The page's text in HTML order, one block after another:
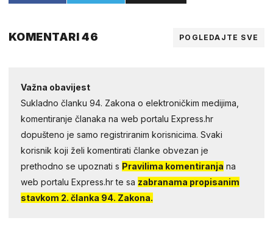
KOMENTARI 46 POGLEDAJTE SVE
Važna obavijest
Sukladno članku 94. Zakona o elektroničkim medijima,
komentiranje članaka na web portalu Express.hr
dopušteno je samo registriranim korisnicima. Svaki
korisnik koji želi komentirati članke obvezan je
prethodno se upoznati s Pravilima komentiranja na
web portalu Express.hr te sa zabranama propisanim
stavkom 2. članka 94. Zakona.